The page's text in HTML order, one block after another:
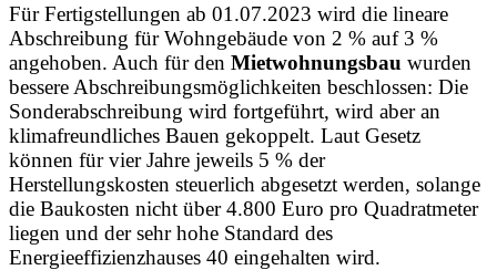
Für Fertigstellungen ab 01.07.2023 wird die lineare
Abschreibung für Wohngebäude von 2 % auf 3 %
angehoben. Auch für den Mietwohnungsbau wurden
bessere Abschreibungsmöglichkeiten beschlossen: Die
Sonderabschreibung wird fortgeführt, wird aber an
klimafreundliches Bauen gekoppelt. Laut Gesetz
können für vier Jahre jeweils 5 % der
Herstellungskosten steuerlich abgesetzt werden, solange
die Baukosten nicht über 4.800 Euro pro Quadratmeter
liegen und der sehr hohe Standard des
Energieeffizienzhauses 40 eingehalten wird.